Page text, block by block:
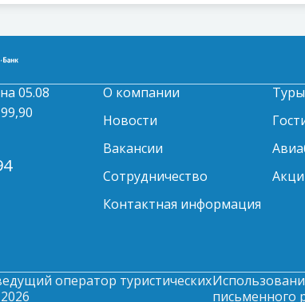
05.08
О компании
Новости
Вакансии
Сотрудничество
Контактная информация
Туры
оператор туристических
письменного